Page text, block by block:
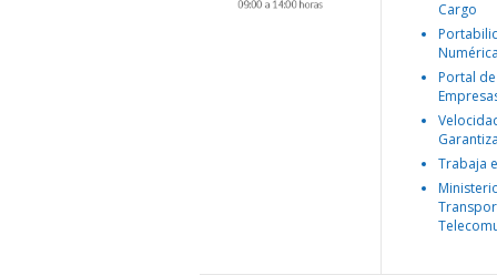
Cargo
Portal
Trabaja